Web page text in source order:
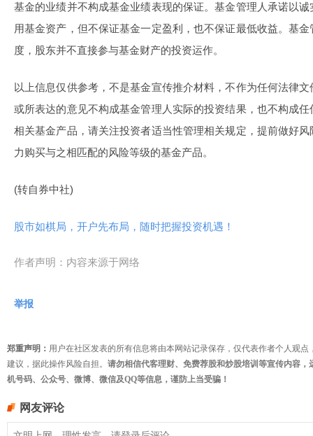
基金的业绩并不构成基金业绩表现的保证。基金管理人承诺以
用基金资产，但不保证基金一定盈利，也不保证最低收益。基
度，股东并不直接参与基金财产的投资运作。
以上信息仅供参考，不是基金宣传推介材料，不作为任何法律
或所表达的意见不构成基金管理人实际的投资结果，也不构成
相关基金产品，请关注投资者适当性管理相关规定，提前做好
力购买与之相匹配的风险等级的基金产品。
(转自券中社)
股市如棋局，开户先布局，随时把握投资机遇！
作者声明：内容来源于网络
举报
郑重声明： 用户在社区发表的所有信息将由本网站记录保存，仅代表作者个人观
建议，据此操作风险自担。 请勿相信代客理财、免费荐股和炒股培训等宣传内容
机号码、公众号、微博、微信及QQ等信息，谨防上当受骗！
网友评论